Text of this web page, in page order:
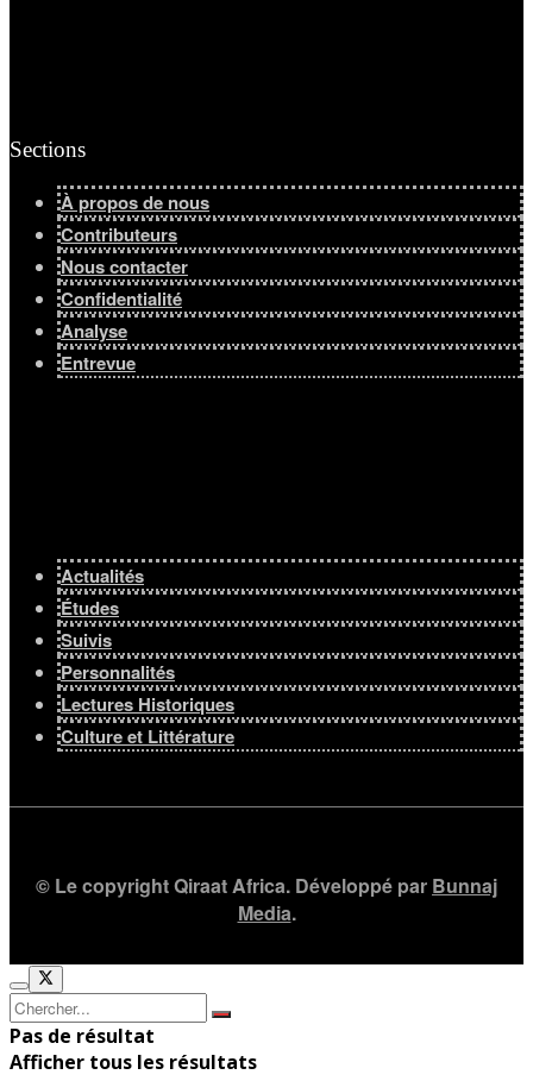
Sections
À propos de nous
Contributeurs
Nous contacter
Confidentialité
Analyse
Entrevue
Actualités
Études
Suivis
Personnalités
Lectures Historiques
Culture et Littérature
© Le copyright Qiraat Africa. Développé par Bunnaj
Media.
Pas de résultat
Afficher tous les résultats